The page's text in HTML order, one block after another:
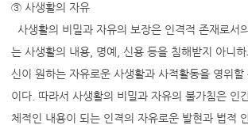
③ 사생활의 자유
사생활의 비밀과 자유의 보장은 인격적 존재로서
는 사생활의 내용, 명예, 신용 등을 침해받지 아니
신이 원하는 자유로운 사생활과 사적활동을 영위
이다. 따라서 사생활의 비밀과 자유의 불가침은 인
체적인 내용이 되는 인격의 자유로운 발현과 법적